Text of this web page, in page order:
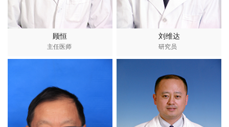
顾恒
主任医师
刘维达
研究员